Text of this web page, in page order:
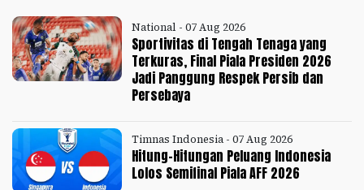
National - 07 Aug 2026
Sportivitas di Tengah Tenaga yang
Terkuras, Final Piala Presiden 2026
Jadi Panggung Respek Persib dan
Persebaya
Timnas Indonesia - 07 Aug 2026
Hitung-Hitungan Peluang Indonesia
Lolos Semifinal Piala AFF 2026